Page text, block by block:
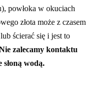
powłoka w okuciach
złota może z czasem
ścierać się i jest to
zalecamy kontaktu
wodą.